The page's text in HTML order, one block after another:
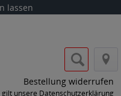
lassen
Bestellung widerrufen
gilt unsere Datenschutzerklärung